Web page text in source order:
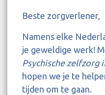
Beste zorgverlener,
Namens elke
je geweldige werk!
Psychische zelfzorg
hopen we je te
tijden om te gaan.